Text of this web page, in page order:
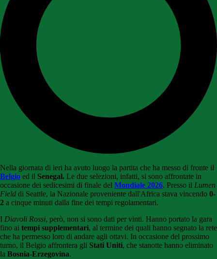
Nella giornata di ieri ha avuto luogo la partita che ha messo di fronte il
Belgio ed il Senegal. Le due selezioni, infatti, si sono affrontate in
occasione dei sedicesimi di finale del Mondiale 2026. Presso il Lumen
Field di Seattle, la Nazionale proveniente dall'Africa stava vincendo 0-
2 a cinque minuti dalla fine dei tempi regolamentari.
I Diavoli Rossi, però, non si sono dati per vinti. Hanno portato la gara
fino ai tempi supplementari, al termine dei quali hanno segnato la rete
che ha permesso loro di andare agli ottavi. In occasione del prossimo
turno, il Belgio affrontera gli Stati Uniti, che stanotte hanno eliminato
la Bosnia-Erzegovina.